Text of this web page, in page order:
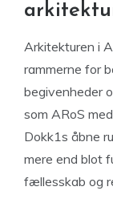
Arkitekturen i
rammerne for
begivenheder
som ARoS
Dokk1s åbne
mere end blot
fællesskab og